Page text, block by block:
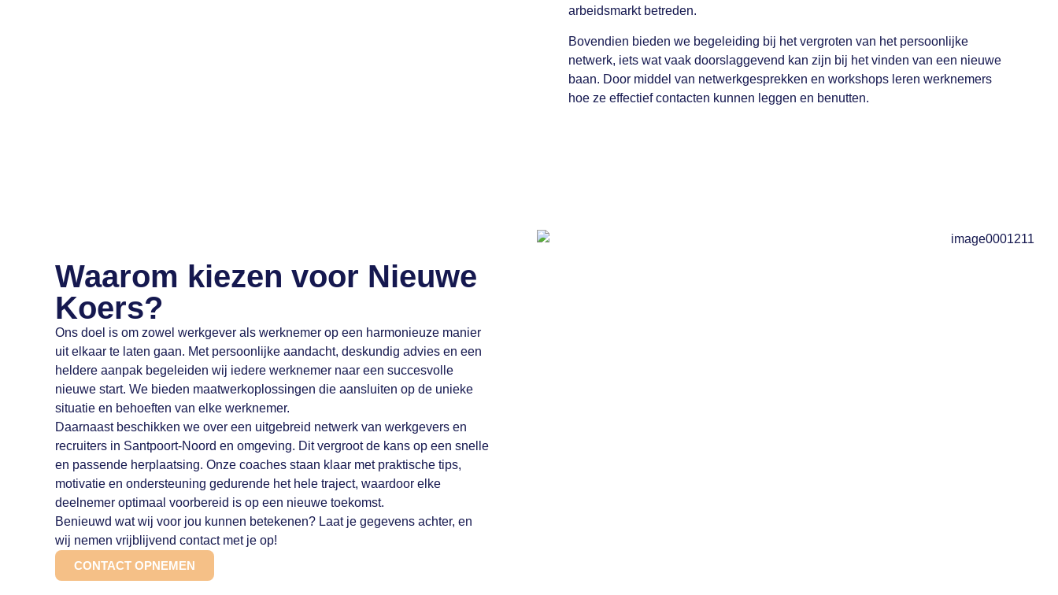
arbeidsmarkt betreden.
Bovendien bieden we begeleiding bij het vergroten van het persoonlijke
netwerk, iets wat vaak doorslaggevend kan zijn bij het vinden van een nieuwe
baan. Door middel van netwerkgesprekken en workshops leren werknemers
hoe ze effectief contacten kunnen leggen en benutten.
Waarom kiezen voor Nieuwe
Koers?
Ons doel is om zowel werkgever als werknemer op een harmonieuze manier
uit elkaar te laten gaan. Met persoonlijke aandacht, deskundig advies en een
heldere aanpak begeleiden wij iedere werknemer naar een succesvolle
nieuwe start. We bieden maatwerkoplossingen die aansluiten op de unieke
situatie en behoeften van elke werknemer.
Daarnaast beschikken we over een uitgebreid netwerk van werkgevers en
recruiters in Santpoort-Noord en omgeving. Dit vergroot de kans op een snelle
en passende herplaatsing. Onze coaches staan klaar met praktische tips,
motivatie en ondersteuning gedurende het hele traject, waardoor elke
deelnemer optimaal voorbereid is op een nieuwe toekomst.
Benieuwd wat wij voor jou kunnen betekenen? Laat je gegevens achter, en
wij nemen vrijblijvend contact met je op!
CONTACT OPNEMEN